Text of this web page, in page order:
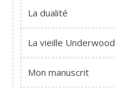
La dualité
La vieille Underwood
Mon manuscrit